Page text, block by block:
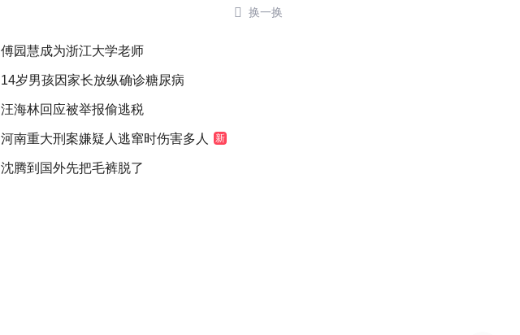
 换一换
傅园慧成为浙江大学老师
14岁男孩因家长放纵确诊糖尿病
汪海林回应被举报偷逃税
河南重大刑案嫌疑人逃窜时伤害多人 新
沈腾到国外先把毛裤脱了